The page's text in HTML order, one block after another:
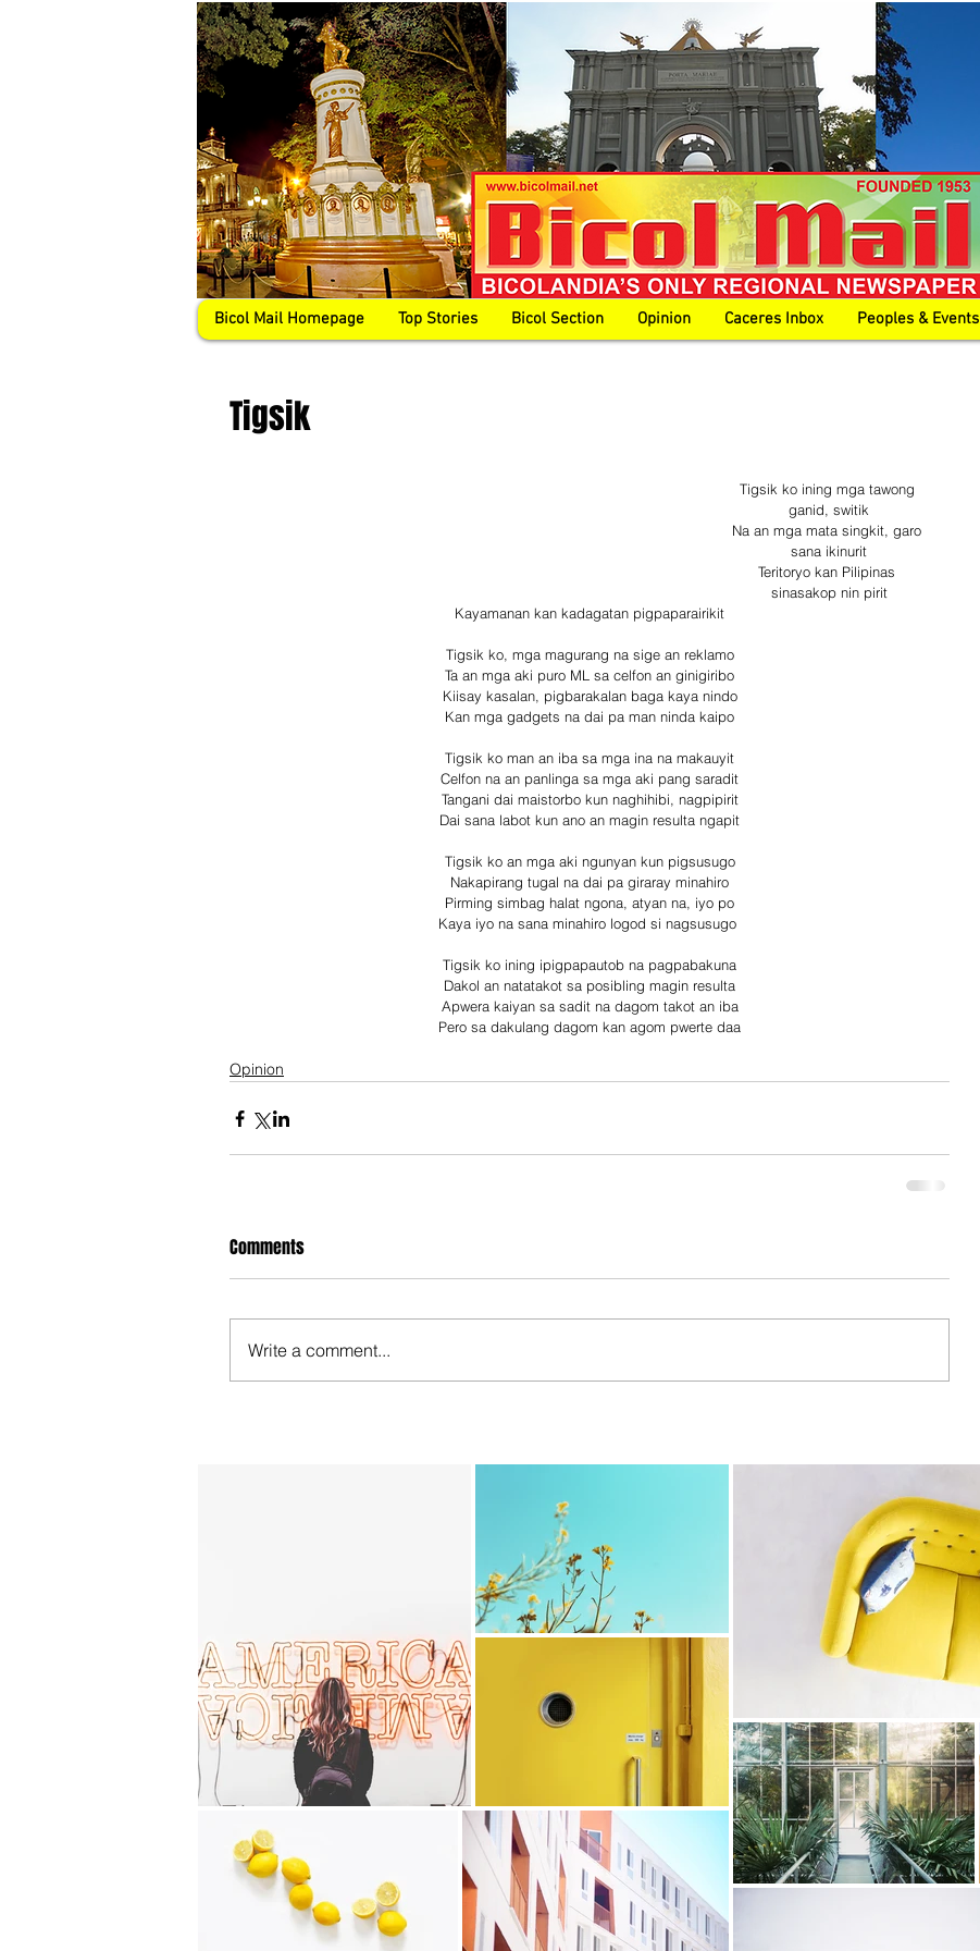
Bicol Mail Homepage Top Stories Bicol Section Opinion Caceres Inbox Peoples & Events
Tigsik
Tigsik ko ining mga tawong
ganid, switik
Na an mga mata singkit, garo
sana ikinurit
Teritoryo kan Pilipinas
sinasakop nin pirit
Kayamanan kan kadagatan pigpaparairikit
Tigsik ko, mga magurang na sige an reklamo
Ta an mga aki puro ML sa celfon an ginigiribo
Kiisay kasalan, pigbarakalan baga kaya nindo
Kan mga gadgets na dai pa man ninda kaipo
Tigsik ko man an iba sa mga ina na makauyit
Celfon na an panlinga sa mga aki pang saradit
Tangani dai maistorbo kun naghihibi, nagpipirit
Dai sana labot kun ano an magin resulta ngapit
Tigsik ko an mga aki ngunyan kun pigsusugo
Nakapirang tugal na dai pa giraray minahiro
Pirming simbag halat ngona, atyan na, iyo po
Kaya iyo na sana minahiro logod si nagsusugo
Tigsik ko ining ipigpapautob na pagpabakuna
Dakol an natatakot sa posibling magin resulta
Apwera kaiyan sa sadit na dagom takot an iba
Pero sa dakulang dagom kan agom pwerte daa
Opinion
Comments
Write a comment...